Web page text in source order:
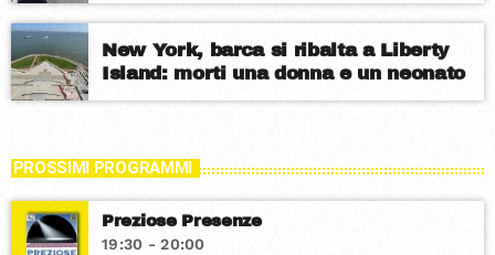
New York, barca si ribalta a Liberty
Island: morti una donna e un neonato
PROSSIMI PROGRAMMI
Preziose Presenze
19:30 - 20:00